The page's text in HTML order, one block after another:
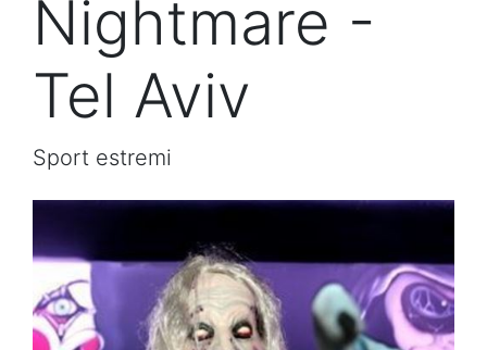
Nightmare -
Tel Aviv
Sport estremi